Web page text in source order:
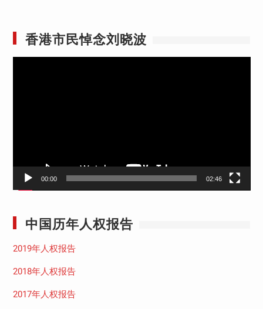
香港市民悼念刘晓波
00:00 02:46
中国历年人权报告
2019年人权报告
2018年人权报告
2017年人权报告